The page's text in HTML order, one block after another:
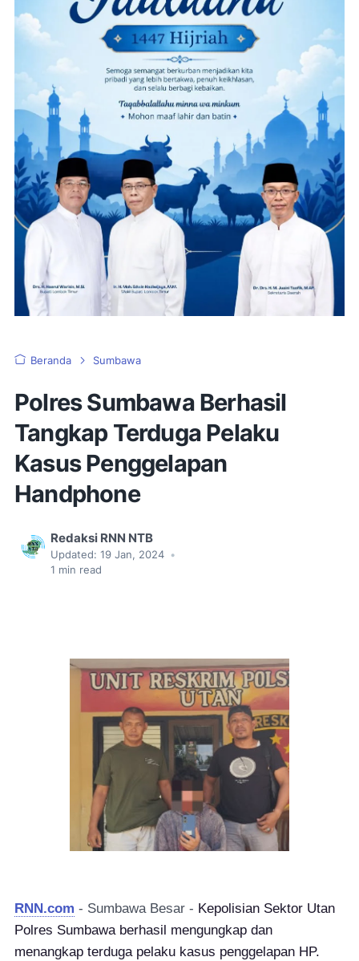
Beranda Sumbawa
Polres Sumbawa Berhasil
Tangkap Terduga Pelaku
Kasus Penggelapan
Handphone
Redaksi RNN NTB
Updated: 19 Jan, 2024 •
1 min read
RNN.com - Sumbawa Besar - Kepolisian Sektor Utan
Polres Sumbawa berhasil mengungkap dan
menangkap terduga pelaku kasus penggelapan HP.